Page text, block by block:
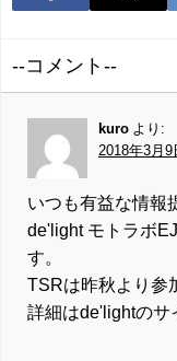
--コメント--
kuro より:
2018年3月9
いつも有益な情報
de'light モトラボ
す。
TSRは昨秋より参
詳細はde'lightのサ